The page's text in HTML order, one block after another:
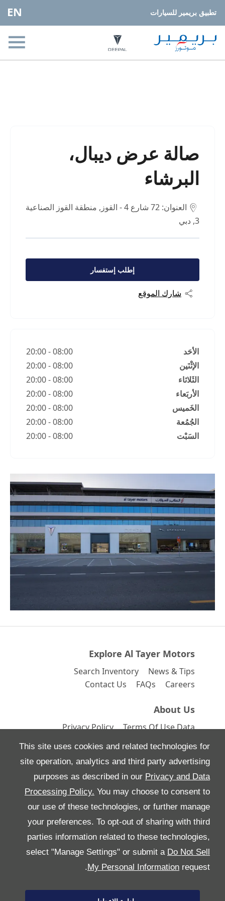
This site uses cookies and related technologies for
site operation, analytics and third party advertising
purposes as described in our Privacy and Data
Processing Policy. You may choose to consent to
our use of these technologies, or further manage
your preferences. To opt-out of sharing with third
parties information related to these technologies,
select "Manage Settings" or submit a Do Not Sell
My Personal Information request.
EN تطبيق بريمير للسيارات
صالة عرض ديبال،
البرشاء
العنوان: 72 شارع 4 - القوز , منطقة القوز الصناعية
3
, دبي
إطلب إستفسار
شارك الموقع
الأحَد 08:00
-
20:00
الإثْنَين
08:00
-
20:00
الثَلاثاء
08:00
-
20:00
الأربَعاء
08:00
-
20:00
الخَميس
08:00
-
20:00
الجُمُعة
08:00
-
20:00
السَبْت
08:00
-
20:00
Explore Al Tayer Motors
Search Inventory
News & Tips
Contact Us
FAQs Careers
About Us
Privacy Policy Terms Of UseData
Follow بريمير موتورز